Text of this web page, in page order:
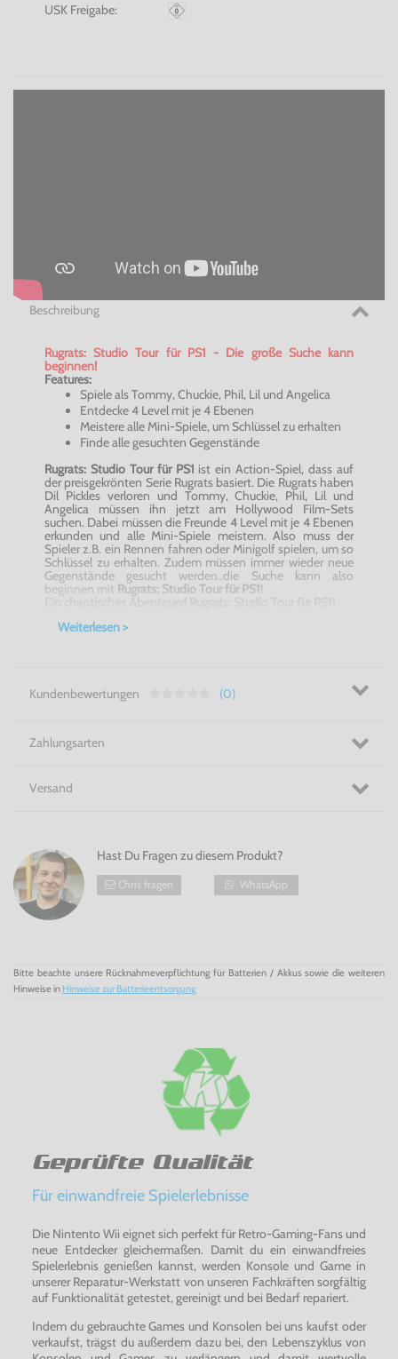
USK Freigabe:
Beschreibung
Rugrats: Studio Tour für PS1 - Die große Suche kann
beginnen!
Features:
Spiele als Tommy, Chuckie, Phil, Lil und Angelica
Entdecke 4 Level mit je 4 Ebenen
Meistere alle Mini-Spiele, um Schlüssel zu erhalten
Finde alle gesuchten Gegenstände
Rugrats: Studio Tour für PS1 ist ein Action-Spiel, dass auf
der preisgekrönten Serie Rugrats basiert. Die Rugrats haben
Dil Pickles verloren und Tommy, Chuckie, Phil, Lil und
Angelica müssen ihn jetzt am Hollywood Film-Sets
suchen. Dabei müssen die Freunde 4 Level mit je 4 Ebenen
erkunden und alle Mini-Spiele meistern. Also muss der
Spieler z.B. ein Rennen fahren oder Minigolf spielen, um so
Schlüssel zu erhalten. Zudem müssen immer wieder neue
Gegenstände gesucht werden..die Suche kann also
beginnen mit Rugrats: Studio Tour für PS1!
Weiterlesen >
Kundenbewertungen (0)
Zahlungsarten
Versand
Hast Du Fragen zu diesem Produkt?
Chris fragen WhatsApp
Bitte beachte unsere Rücknahmeverpflichtung für Batterien / Akkus sowie die weiteren
Hinweise in Hinweise zur Batterieentsorgung
Geprüfte Qualität
Für einwandfreie Spielerlebnisse
Die Nintento Wii eignet sich perfekt für Retro-Gaming-Fans und
neue Entdecker gleichermaßen. Damit du ein einwandfreies
Spielerlebnis genießen kannst, werden Konsole und Game in
unserer Reparatur-Werkstatt von unseren Fachkräften sorgfältig
auf Funktionalität getestet, gereinigt und bei Bedarf repariert.
Indem du gebrauchte Games und Konsolen bei uns kaufst oder
verkaufst, trägst du außerdem dazu bei, den Lebenszyklus von